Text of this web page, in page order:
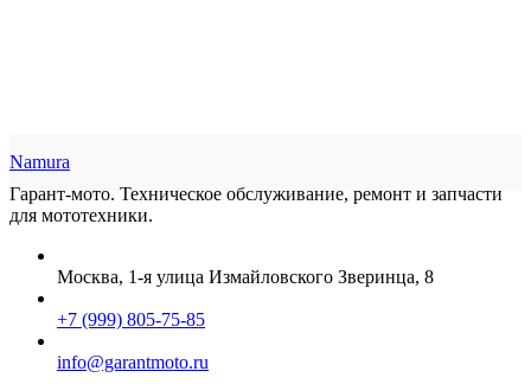
Namura
Гарант-мото. Техническое обслуживание, ремонт и запчасти
для мототехники.
Москва, 1-я улица Измайловского Зверинца, 8
+7 (999) 805-75-85
info@garantmoto.ru